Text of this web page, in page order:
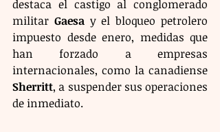
destaca el castigo al conglomerado
militar Gaesa y el bloqueo petrolero
impuesto desde enero, medidas que
han forzado a empresas
Sherritt, a suspender sus operaciones
de inmediato.